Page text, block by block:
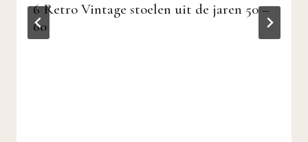
6 Retro Vintage stoelen uit de jaren 50 –
60